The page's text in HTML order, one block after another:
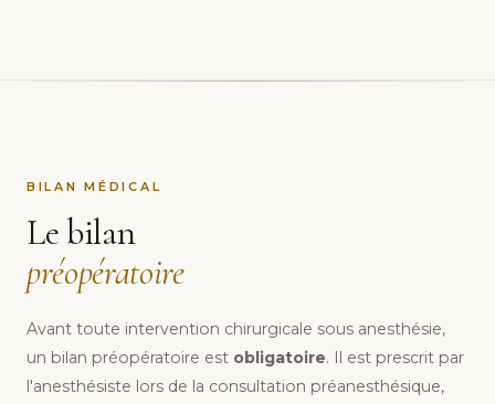
BILAN MÉDICAL
Le bilan
préopératoire
Avant toute intervention chirurgicale sous anesthésie,
un bilan préopératoire est obligatoire. Il est prescrit par
l'anesthésiste lors de la consultation préanesthésique,